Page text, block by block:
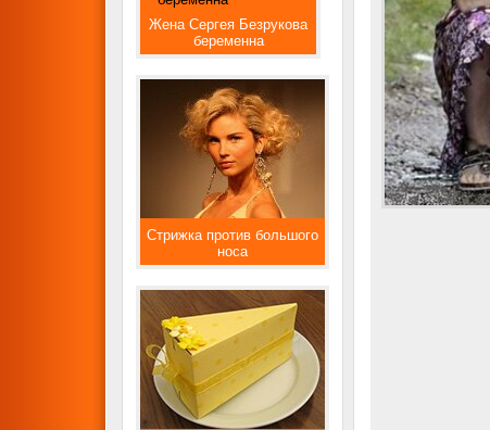
Жена Сергея Безрукова
беременна
Стрижка против большого
носа